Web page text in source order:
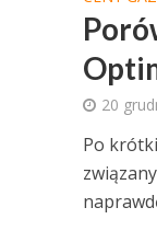
20
Po